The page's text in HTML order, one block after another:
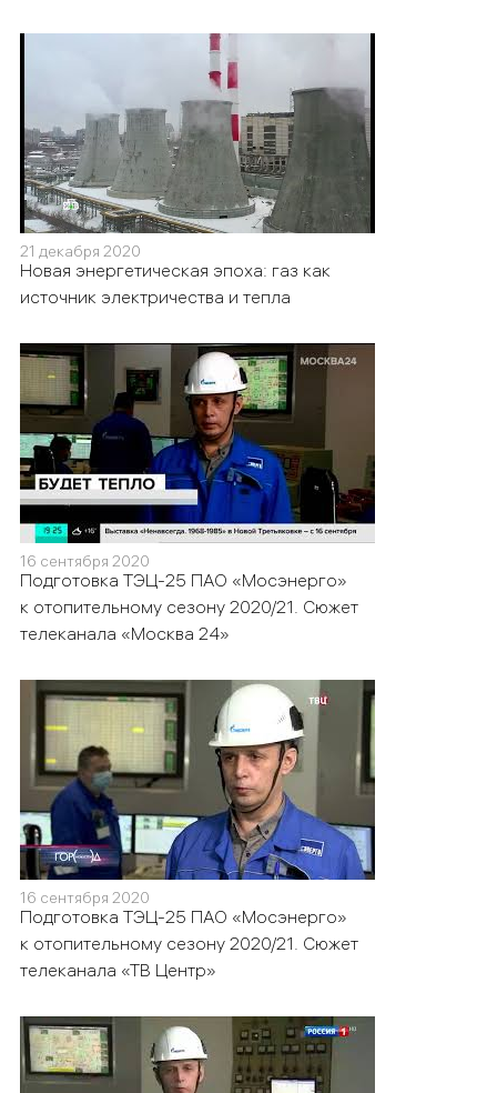
21 декабря 2020
Новая энергетическая эпоха: газ как
источник электричества и тепла
16 сентября 2020
Подготовка ТЭЦ-25 ПАО «Мосэнерго»
к отопительному сезону 2020/21. Сюжет
телеканала «Москва 24»
16 сентября 2020
Подготовка ТЭЦ-25 ПАО «Мосэнерго»
к отопительному сезону 2020/21. Сюжет
телеканала «ТВ Центр»